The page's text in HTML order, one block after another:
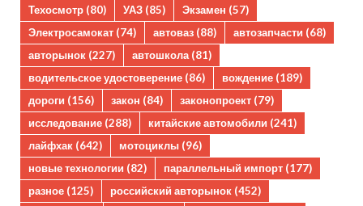
Техосмотр (80) УАЗ (85) Экзамен (57)
Электросамокат (74) автоваз (88) автозапчасти (68)
авторынок (227) автошкола(81)
водительское удостоверение (86) вождение (189)
дороги (156) закон (84) законопроект (79)
исследование (288) китайские автомобили (241)
лайфхак (642) мотоциклы (96)
новые технологии (82) параллельный импорт (177)
разное (125) российский авторынок (452)